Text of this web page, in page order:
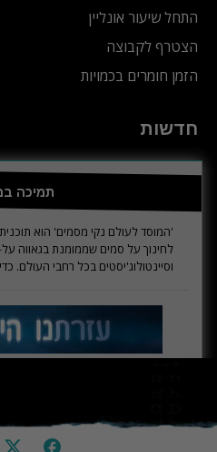
התחל שיעור אונליין
הצטרף לקבוצה
הזמן חומרים בכמויות
חדשות
תמיכה
'המוסד לעולם נקי מסמים' הוא תוכנית
וסיינטולוג'יסטים בכל רחבי העולם.